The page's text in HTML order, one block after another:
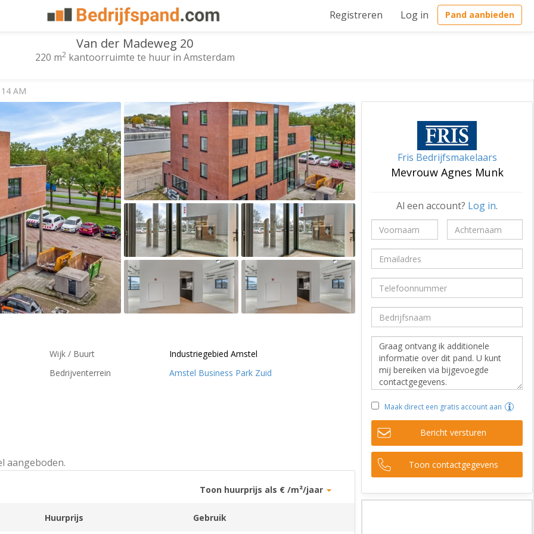
Registreren Log in Pand aanbieden
AM
Van der Madeweg 20
220 m2kantoorruimte te huur in Amsterdam
Wijk / Buurt
Industriegebied Amstel
Bedrijventerrein
Amstel Business Park Zuid
aangeboden.
Toon huurprijs als € /m²/jaar
Huurprijs Gebruik
Fris Bedrijfsmakelaars
Mevrouw Agnes Munk
Al een account? Log in.
Maak direct een gratis account aan
Bericht versturen
Toon contactgegevens